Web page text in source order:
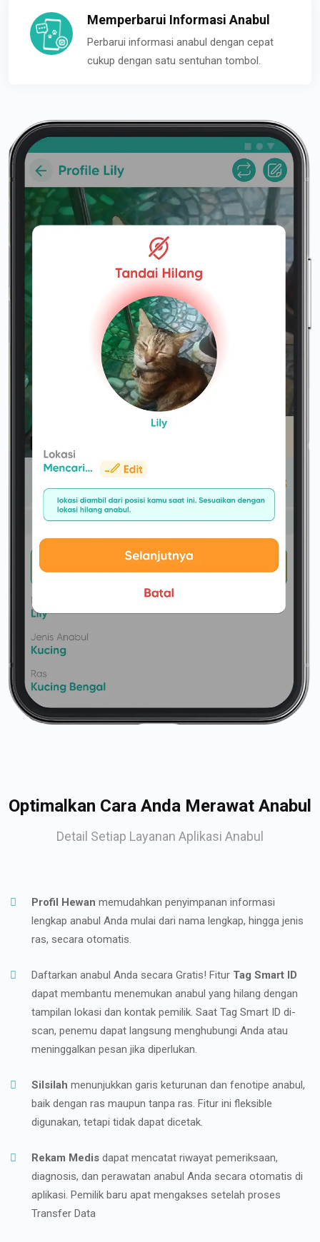
Memperbarui Informasi Anabul
Perbarui informasi anabul dengan cepat
cukup dengan satu sentuhan tombol.
Optimalkan Cara Anda Merawat Anabul
Detail Setiap Layanan Aplikasi Anabul
Profil Hewan memudahkan penyimpanan informasi
lengkap anabul Anda mulai dari nama lengkap, hingga jenis
ras, secara otomatis.
Daftarkan anabul Anda secara Gratis! Fitur Tag Smart ID
dapat membantu menemukan anabul yang hilang dengan
tampilan lokasi dan kontak pemilik. Saat Tag Smart ID di-
scan, penemu dapat langsung menghubungi Anda atau
meninggalkan pesan jika diperlukan.
Silsilah menunjukkan garis keturunan dan fenotipe anabul,
baik dengan ras maupun tanpa ras. Fitur ini fleksible
digunakan, tetapi tidak dapat dicetak.
Rekam Medis dapat mencatat riwayat pemeriksaan,
diagnosis, dan perawatan anabul Anda secara otomatis di
aplikasi. Pemilik baru apat mengakses setelah proses
Transfer Data